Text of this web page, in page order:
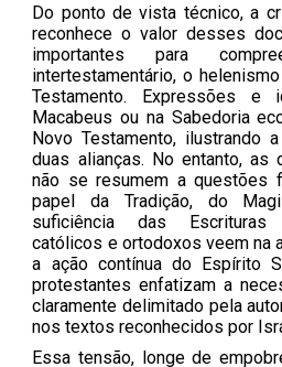
Do ponto de vista técnico, a
reconhece o valor desses
importantes para
intertestamentário, o
Testamento. Expressões e
Macabeus ou na Sabedoria
Novo Testamento, ilustrando
duas alianças. No entanto, as
não se resumem a questões
papel da Tradição, do
suficiência das Escrituras
católicos e ortodoxos veem na
a ação contínua do Espírito
protestantes enfatizam a
claramente delimitado pela
nos textos reconhecidos por
Essa tensão, longe de